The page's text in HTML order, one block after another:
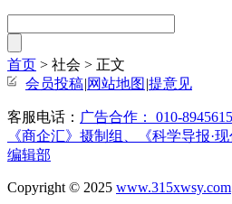
首页 > 社会 > 正文
会员投稿|网站地图 |提意见
客服电话： 广告合作： 010-
《商企汇》摄制组、《科学导报·
编辑部
Copyright © 2025 www.315xwsy.com